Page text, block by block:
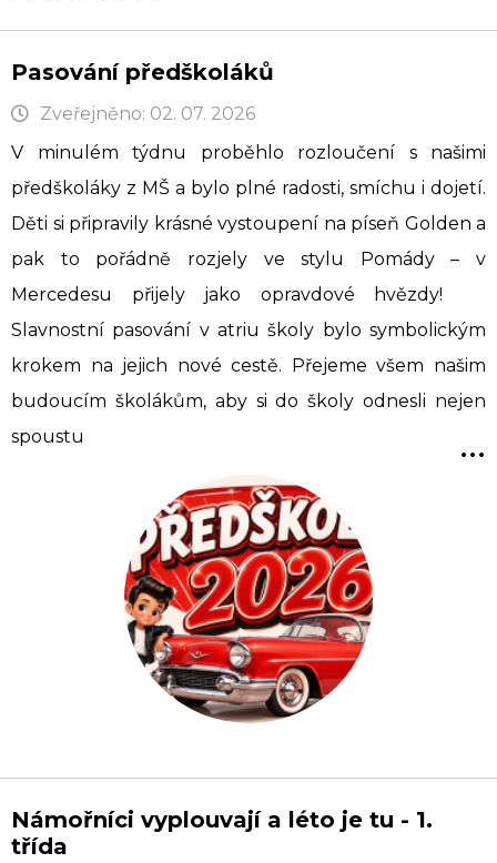
Pasování předškoláků
Zveřejněno: 02. 07. 2026
V minulém týdnu proběhlo rozloučení s našimi
předškoláky z MŠ a bylo plné radosti, smíchu i dojetí.
Děti si připravily krásné vystoupení na píseň Golden a
pak to pořádně rozjely ve stylu Pomády – v
Mercedesu přijely jako opravdové hvězdy!
Slavnostní pasování v atriu školy bylo symbolickým
krokem na jejich nové cestě. Přejeme všem našim
budoucím školákům, aby si do školy odnesli nejen
spoustu
...
Námořníci vyplouvají a léto je tu - 1.
třída